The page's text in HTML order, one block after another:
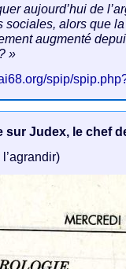
aujourd’hui de
sociales, alors que
augmenté
»
spip/
sur Judex, le chef